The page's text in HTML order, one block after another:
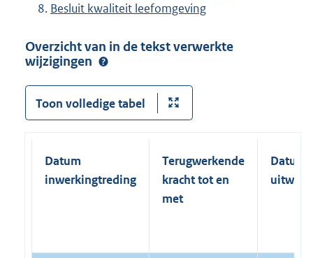
Besluit kwaliteit leefomgeving
Overzicht van in de tekst verwerkte
wijzigingen
Toon volledige tabel
Datum
inwerkingtreding
Terugwerkende
kracht tot en
met
Datum